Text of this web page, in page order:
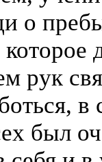
о
рук
был